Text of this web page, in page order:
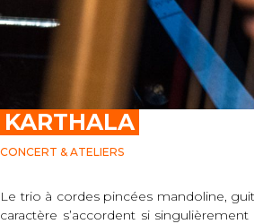
KARTHALA
CONCERT & ATELIERS
Le trio à cordes pincées mandoline,
caractère s’accordent si